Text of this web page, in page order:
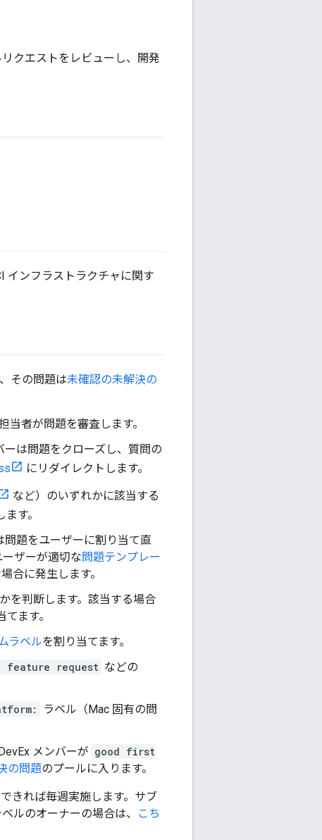
クエストをレビューし、開発
インフラストラクチャに関す
その問題は未確認の未解決の
者が問題を審査します。
は問題をクローズし、質問の
にリダイレクトします。
など）のいずれかに該当する
ます。
問題をユーザーに割り当て直
ザーが適切な問題テンプレー
合に発生します。
を判断します。該当する場合
ます。
ラベルを割り当てます。
feature request などの
ラベル（Mac 固有の問
メンバーが good first
の問題のプールに入ります。
きれば毎週実施します。サブ
ルのオーナーの場合は、
こち